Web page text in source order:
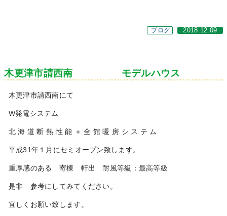
ブログ 2018.12.09
木更津市請西南 モデルハウス
木更津市請西南にて
W発電システム
北 海 道 断 熱 性 能 ＋ 全 館 暖 房 シ ス テ ム
平成31年１月にセミオープン致します。
重厚感のある 寄棟 軒出 耐風等級：最高等級
是非 参考にしてみてください。
宜しくお願い致します。